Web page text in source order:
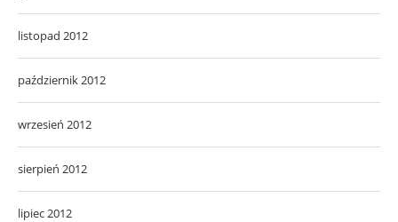
listopad 2012
październik 2012
wrzesień 2012
sierpień 2012
lipiec 2012